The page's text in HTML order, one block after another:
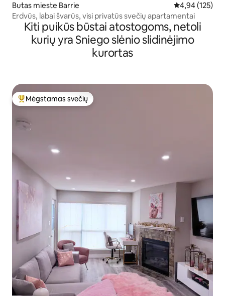
Butas mieste Barrie Vidutinis
4,94 (125)
Erdvūs, labai švarūs, visi privatūs svečių apartamentai
Kiti puikūs būstai atostogoms, netoli
kurių yra Sniego slėnio slidinėjimo
kurortas
Svečių mėgstamiausias
Mėgstamas svečių